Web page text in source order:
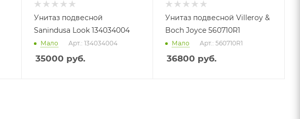
Унитаз подвесной
Sanindusa Look 134034004
Мало Арт.: 134034004
35000 руб.
Унитаз подвесной Villeroy &
Boch Joyce 560710R1
Мало Арт.: 560710R1
36800 руб.